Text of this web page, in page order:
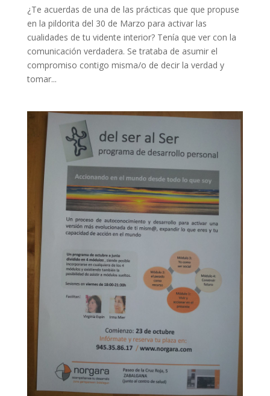
¿Te acuerdas de una de las prácticas que que propuse
en la pildorita del 30 de Marzo para activar las
cualidades de tu vidente interior? Tenía que ver con la
comunicación verdadera. Se trataba de asumir el
compromiso contigo misma/o de decir la verdad y
tomar...